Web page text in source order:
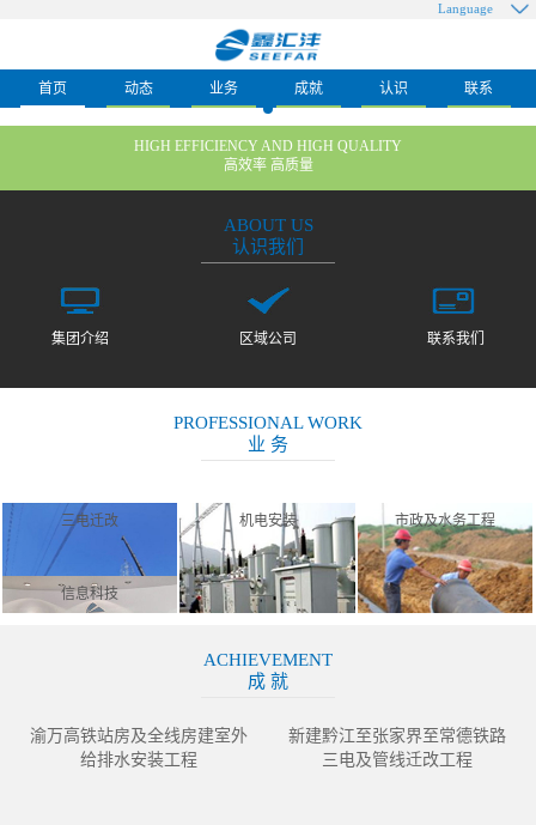
Language
首页 动态 业务 成就 认识 联系
HIGH EFFICIENCY AND HIGH QUALITY
高效率 高质量
ABOUT US
认识我们
集团介绍 区域公司 联系我们
PROFESSIONAL WORK
业 务
三电迁改 机电安装 市政及水务工程
信息科技
ACHIEVEMENT
成 就
渝万高铁站房及全线房建室外
给排水安装工程
新建黔江至张家界至常德铁路
三电及管线迁改工程